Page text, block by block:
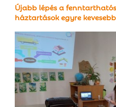
Újabb lépés a
háztartások egyre